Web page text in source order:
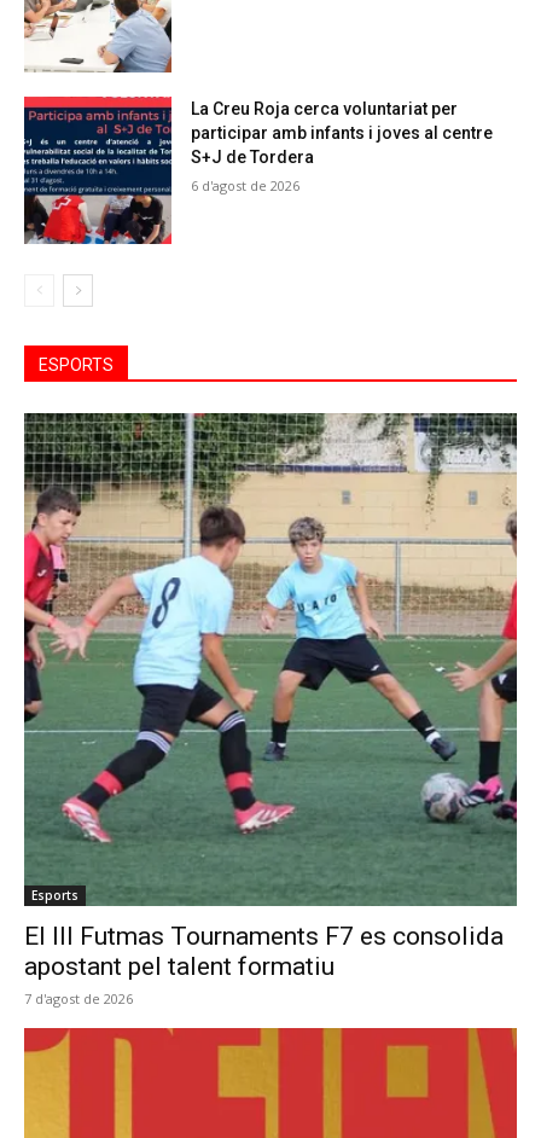
La Creu Roja cerca voluntariat per
participar amb infants i joves al centre
S+J de Tordera
6 d'agost de 2026
ESPORTS
Esports
El III Futmas Tournaments F7 es consolida
apostant pel talent formatiu
7 d'agost de 2026